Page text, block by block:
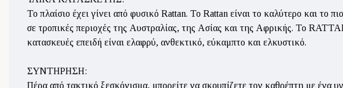
Το πλαίσιο έχει γίνει από φυσικό Rattan. Το Rattan είναι το καλύτερο και το
σε τροπικές περιοχές της Αυστραλίας, της Ασίας και της Αφρικής. Το
κατασκευές επειδή είναι ελαφρύ, ανθεκτικό, εύκαμπτο και ελκυστικό.
ΣΥΝΤΗΡΗΣΗ:
Πέρα από τακτικό ξεσκόνισμα, μπορείτε να σκουπίζετε τον καθρέπτη με